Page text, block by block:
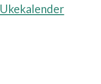
Ukekalender